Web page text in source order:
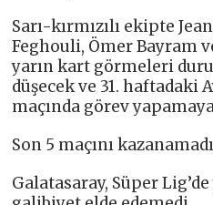
Sarı-kırmızılı ekipte
Feghouli, Ömer Bayram
yarın kart görmeleri
düşecek ve 31. haftadaki
maçında görev
Son 5 maçını kazanamadı
Galatasaray, Süper